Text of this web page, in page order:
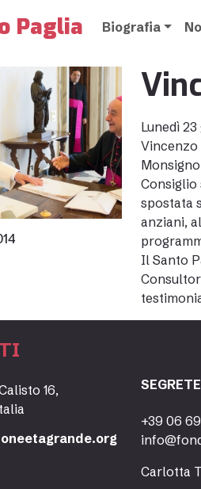
Paglia Biografia
Lunedì
Vincenzo
Consiglio
spostata
anziani,
Il Santo
16,
+39 06
Carlotta